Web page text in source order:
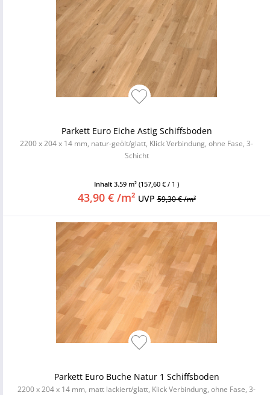
Parkett Euro Eiche Astig Schiffsboden
2200 x 204 x 14 mm, natur-geölt/glatt, Klick Verbindung, ohne Fase, 3-
Schicht
Inhalt 3.59 m² (157,60 € / 1 )
43,90 € /m² UVP59,30 € /m²
Parkett Euro Buche Natur 1 Schiffsboden
2200 x 204 x 14 mm, matt lackiert/glatt, Klick Verbindung, ohne Fase, 3-